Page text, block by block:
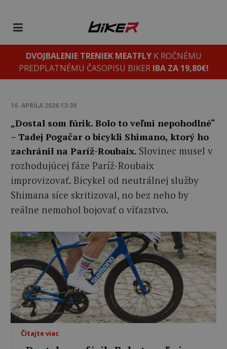
DVOJBALENIE TRENIEK MEATFLYK ROČNÉMU
PREDPLATNÉMU ČASOPISU BIKER IBA ZA 19,80€!
16. APRÍLA 2026 13:39
„Dostal som fúrik. Bolo to veľmi nepohodlné“
– Tadej Pogačar o bicykli Shimano, ktorý ho
zachránil na Paríž-Roubaix. Slovinec musel v
rozhodujúcej fáze Paríž-Roubaix
improvizovať. Bicykel od neutrálnej služby
Shimana síce skritizoval, no bez neho by
reálne nemohol bojovať o víťazstvo.
Čítajte viac